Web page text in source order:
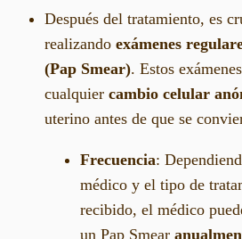
Después del tratamiento, es
realizando exámenes
(Pap Smear). Estos
cualquier cambio celular
uterino antes de que se
Frecuencia:
médico y el tipo de
recibido, el médico
un Pap Smear